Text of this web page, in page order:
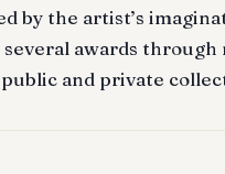
by the artist’s
awards
and private